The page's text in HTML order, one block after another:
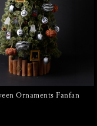
Ornaments Fanfan